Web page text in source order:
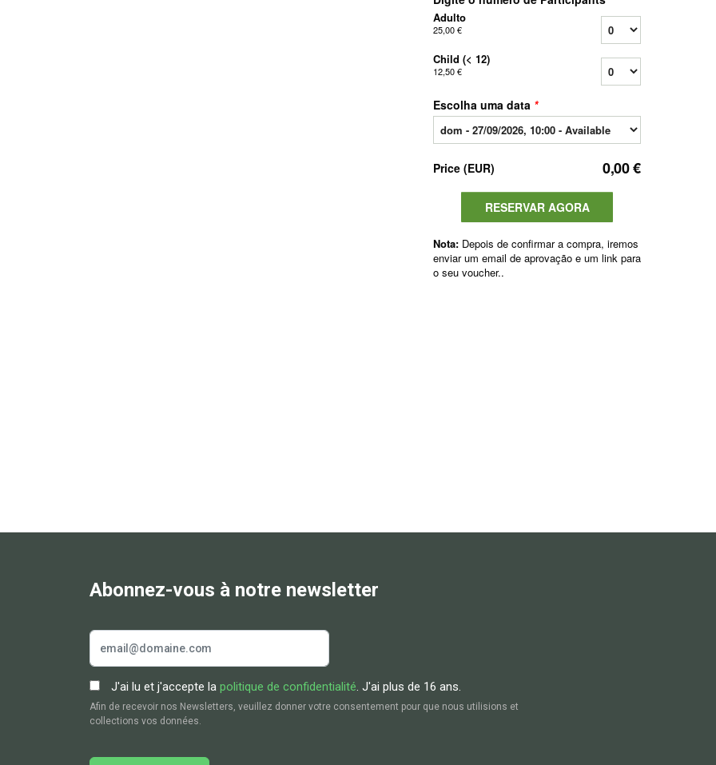
Abonnez-vous à notre newsletter
J'ai lu et j'accepte la politique de confidentialité. J'ai plus de 16 ans.
Afin de recevoir nos Newsletters, veuillez donner votre consentement pour que nous utilisions et
collections vos données.